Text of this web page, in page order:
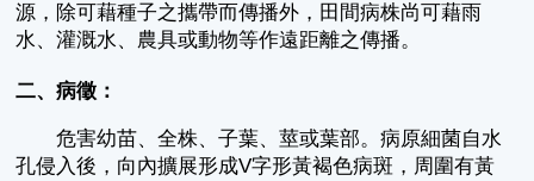
源，除可藉種子之攜帶而傳播外，田間病株尚可藉雨
水、灌溉水、農具或動物等作遠距離之傳播。
二、病徵：
危害幼苗、全株、子葉、莖或葉部。病原細菌自水
孔侵入後，向內擴展形成V字形黃褐色病斑，周圍有黃